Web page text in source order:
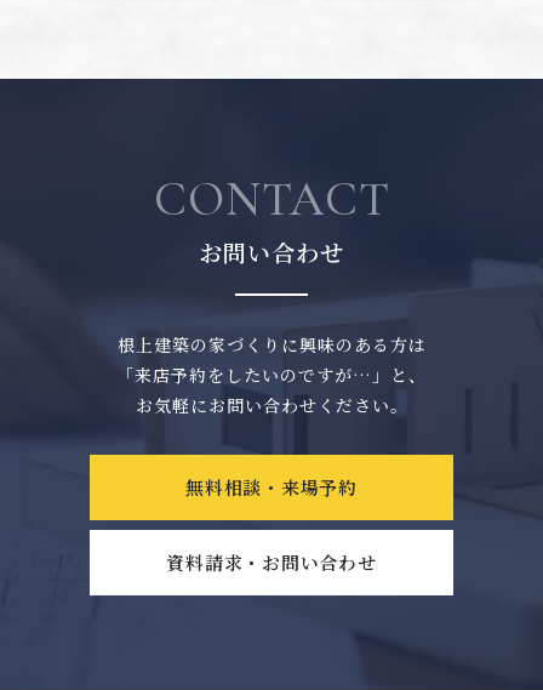
CONTACT
お問い合わせ
根上建築の家づくりに興味のある方は
「来店予約をしたいのですが…」と、
お気軽にお問い合わせください。
無料相談・来場予約
資料請求・お問い合わせ